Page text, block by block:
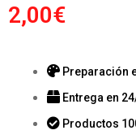
2,00€
Preparación
Entrega en
Productos